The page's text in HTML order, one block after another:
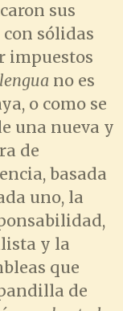
sus
sólidas
impuestos
no es
o como se
una nueva y
de
basada
uno, la
y la
que
de